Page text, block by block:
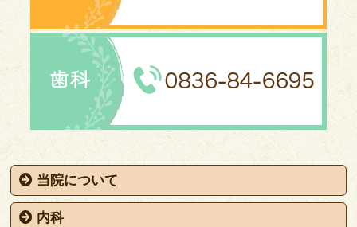
当院について
生協（コープ）について
「民医連」の事業所です
医科・歯科・介護がみんなある
これまでのあゆみ
内科